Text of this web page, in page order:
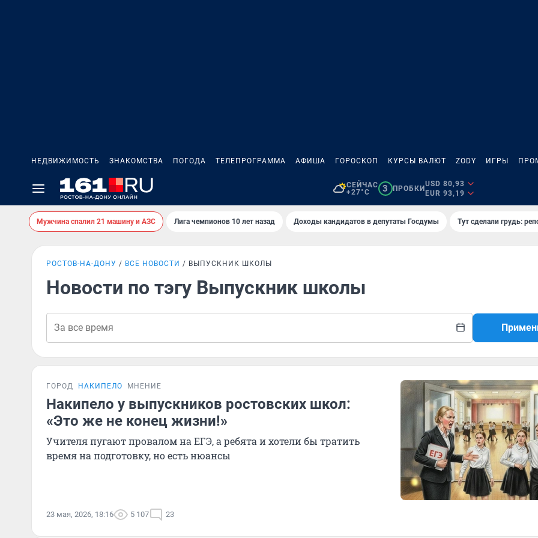
НЕДВИЖИМОСТЬ ЗНАКОМСТВА ПОГОДА ТЕЛЕПРОГРАММА АФИША ГОРОСКОП КУРСЫ ВАЛЮТ ZODY ИГРЫ
СЕЙЧАС
+27°C
3 ПРОБКИ
USD 80,93
EUR 93,19
Мужчина спалил 21 машину и АЗС Лига чемпионов 10 лет назад Доходы кандидатов в депутаты Госдумы Тут сделали грудь:
РОСТОВ-НА-ДОНУ ВСЕ НОВОСТИ ВЫПУСКНИК ШКОЛЫ
Новости по тэгу Выпускник школы
ГОРОД НАКИПЕЛО МНЕНИЕ
Накипело у выпускников ростовских школ:
«Это же не конец жизни!»
Учителя пугают провалом на ЕГЭ, а ребята и хотели бы тратить
время на подготовку, но есть нюансы
23 мая, 2026, 18:16 5 107 23